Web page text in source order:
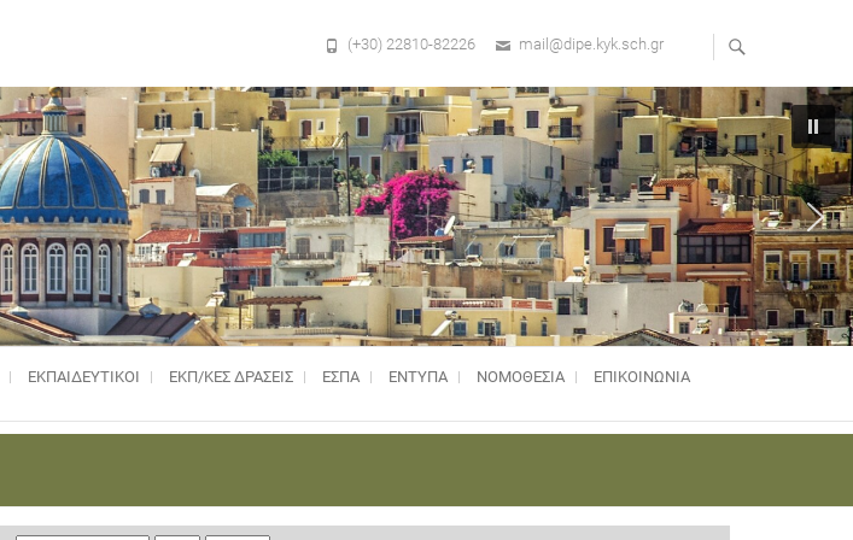
(+30) 22810-82226 mail@dipe.kyk.sch.gr
ΕΚΠΑΙΔΕΥΤΙΚΟΙ ΕΚΠ/ΚΕΣ ΔΡΑΣΕΙΣ ΕΣΠΑ ΕΝΤΥΠΑ ΝΟΜΟΘΕΣΊΑ ΕΠΙΚΟΙΝΩΝΙΑ